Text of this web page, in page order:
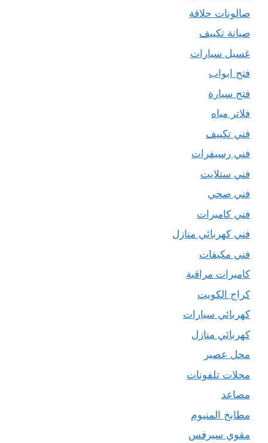
صالونات حلاقة
صيانة تكييف
غسيل سيارات
فتح ابواب
فتح سيارة
فلاتر مياه
فني تكييف
فني رسيفرات
فني ستلايت
فني صحي
فني كاميرات
فني كهربائي منازل
فني مكيفات
كاميرات مراقبة
كراج الكويت
كهربائي سيارات
كهربائي منازل
محل عصير
محلات تلفونات
مصاعد
مطابخ المنيوم
مقوي سيرفس